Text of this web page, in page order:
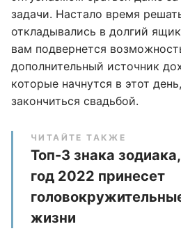
задачи. Настало время
откладывались в долгий
вам подвернется
дополнительный источник
которые начнутся в этот
закончиться свадьбой.
ЧИТАЙТЕ ТАКЖЕ
Топ-3 знака
год 2022 принесет
жизни